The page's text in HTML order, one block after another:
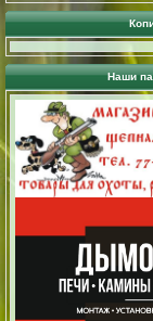
Наши